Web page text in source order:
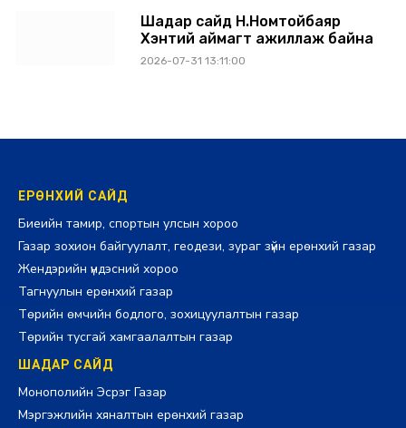
Шадар сайд Н.Номтойбаяр
Хэнтий аймагт ажиллаж байна
2026-07-31 13:11:00
ЕРӨНХИЙ САЙД
Биеийн тамир, спортын улсын хороо
Газар зохион байгуулалт, геодези, зураг зүйн ерөнхий газар
Жендэрийн үндэсний хороо
Тагнуулын ерөнхий газар
Төрийн өмчийн бодлого, зохицуулалтын газар
Төрийн тусгай хамгаалалтын газар
ШАДАР САЙД
Монополийн Эсрэг Газар
Мэргэжлийн хяналтын ерөнхий газар